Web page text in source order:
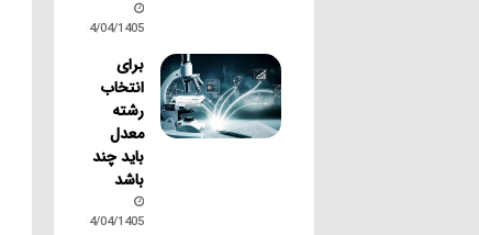
14/04/1405
برای
انتخاب
رشته
معدل
باید چند
باشد
14/04/1405